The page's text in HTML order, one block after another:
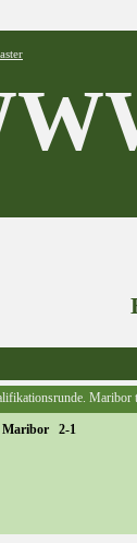
Maribor
Maribor 2-1